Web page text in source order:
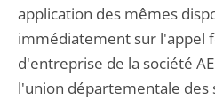
application des mêmes
immédiatement sur l'appel
d'entreprise de la société
l'union départementale des